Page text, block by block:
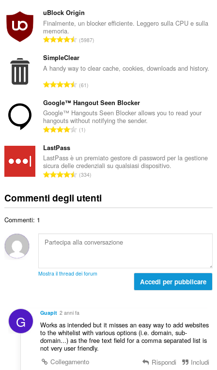
tray.
m
e
o
o
t
a
e
d
i
g
d
i
z
:
uBlock Origin
Finalmente, un blocker efficiente. Leggero sulla CPU e sulla
memoria.
N
m
e
o
o
t
a
d
i
g
u
d
i
:
5987
SimpleClear
A handy way to clear cache, cookies, downloads and history.
N
m
e
r
o
t
a
d
i
u
d
z
i
61
Google™ Hangout Seen Blocker
Google™ Hangouts Seen Blocker allows you to read your
hangouts without notifying the sender.
N
e
r
o
o
t
e
d
i
z
i
:
1
LastPass
LastPass è un premiato gestore di password per la gestione
sicura delle credenziali su qualsiasi dispositivo.
N
e
t
o
l
g
u
d
i
i
334
Commenti degli utenti
Commenti: 1
Mostra il thread dei forum
Accedi per pubblicare
G Guapit 2 anni fa
Works as intended but it misses an easy way to add websites
to the whitelist with various options (i.e. domain, sub-
domain...) as the free text field for a comma separated list is
not very user friendly.
Collegamento
Rispondi Includi